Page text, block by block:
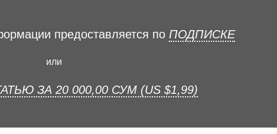
предоставляется по ПОДПИСКЕ
или
ЗА 20 000,00 СУМ (US $1,99)